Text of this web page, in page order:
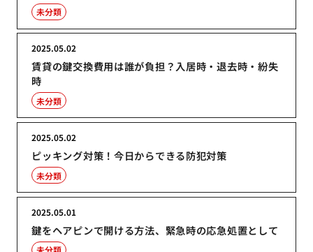
未分類
賃貸の鍵交換費用は誰が負担？入居時・退去時・紛失
時
2025.05.02
未分類
ピッキング対策！今日からできる防犯対策
2025.05.02
未分類
鍵をヘアピンで開ける方法、緊急時の応急処置として
2025.05.01